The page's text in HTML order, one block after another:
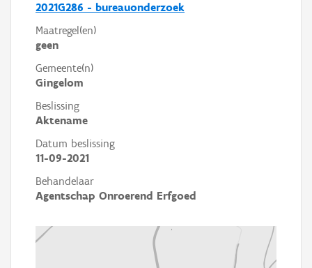
2021G286 - bureauonderzoek
Maatregel(en)
geen
Gemeente(n)
Gingelom
Beslissing
Aktename
Datum beslissing
11-09-2021
Behandelaar
Agentschap Onroerend Erfgoed